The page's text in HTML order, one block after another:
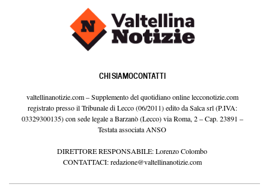
CHI SIAMOCONTATTI
valtellinanotizie.com – Supplemento del quotidiano online lecconotizie.com
registrato presso il Tribunale di Lecco (06/2011) edito da Salca srl (P.IVA:
03329300135) con sede legale a Barzanò (Lecco) via Roma, 2 – Cap. 23891 –
Testata associata ANSO
DIRETTORE RESPONSABILE: Lorenzo Colombo
CONTATTACI:redazione@valtellinanotizie.com